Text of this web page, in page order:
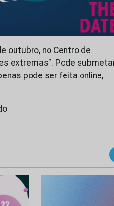
outubro, no Centro de
extremas”. Pode
pode ser feita online,